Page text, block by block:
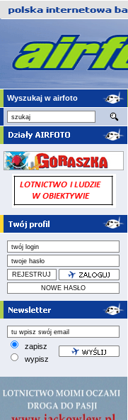
Wyszukaj w airfoto
zapisz
wypisz